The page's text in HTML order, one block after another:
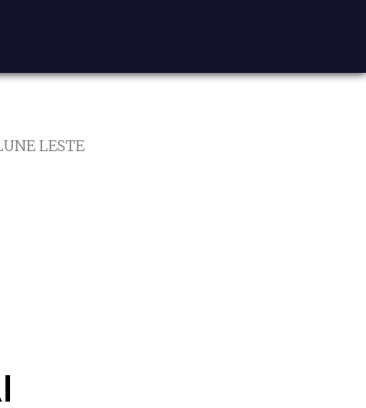
LESTE